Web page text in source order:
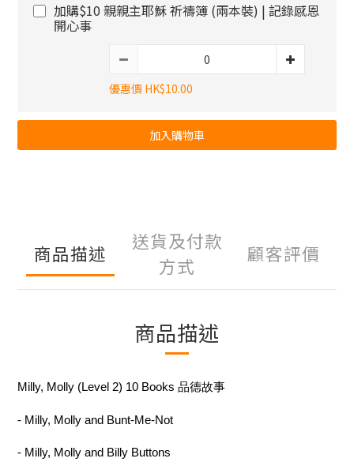
加購$10 親親主耶穌 祈禱簿 (兩本裝) | 記錄感恩
開心事
優惠價 HK$10.00
加入購物車
商品描述
送貨及付款
方式
顧客評價
商品描述
Milly, Molly (Level 2) 10 Books 品德故事
- Milly, Molly and Bunt-Me-Not
- Milly, Molly and Billy Buttons